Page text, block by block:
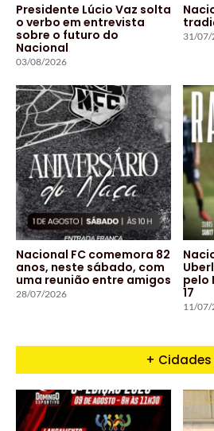
Presidente Lúcio Vaz solta
o verbo em entrevista
sobre o futuro do
Nacional
03/08/2026
31/07/
Nacional FC comemora 82
anos, neste sábado, com
uma reunião entre amigos
28/07/2026
pelo
17
11/07/
+ Cidades